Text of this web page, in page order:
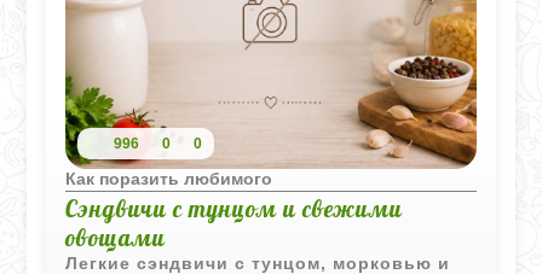
996 0 0
Как поразить любимого
Сэндвичи с тунцом и свежими
овощами
Легкие сэндвичи с тунцом, морковью и